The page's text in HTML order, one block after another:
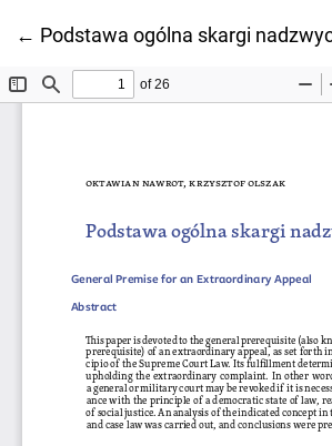
← Wróć do szczegółów artykułu
Podstawa ogólna skargi